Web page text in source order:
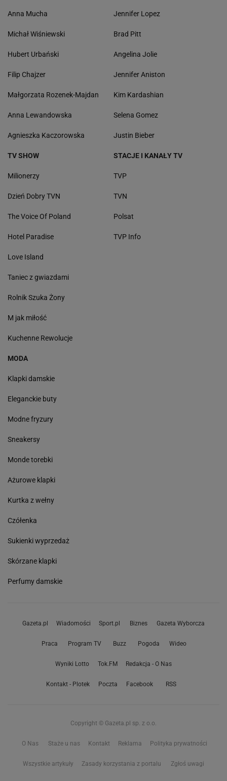
Anna Mucha
Michał Wiśniewski
Hubert Urbański
Filip Chajzer
Małgorzata Rozenek-Majdan
Anna Lewandowska
Agnieszka Kaczorowska
Jennifer Lopez
Brad Pitt
Angelina Jolie
Jennifer Aniston
Kim Kardashian
Selena Gomez
Justin Bieber
TV SHOW
Milionerzy
Dzień Dobry TVN
The Voice Of Poland
Hotel Paradise
Love Island
Taniec z gwiazdami
Rolnik Szuka Żony
M jak miłość
Kuchenne Rewolucje
STACJE I KANAŁY TV
TVP
TVN
Polsat
TVP Info
MODA
Klapki damskie
Eleganckie buty
Modne fryzury
Sneakersy
Monde torebki
Ażurowe klapki
Kurtka z wełny
Czółenka
Sukienki wyprzedaż
Skórzane klapki
Perfumy damskie
Gazeta.pl Wiadomości Sport.pl Biznes Gazeta Wyborcza
Praca Program TV Buzz Pogoda Wideo
Wyniki Lotto Tok.FM Redakcja - O Nas
Kontakt - Plotek Poczta Facebook RSS
Copyright © Gazeta.pl sp. z o.o.
O Nas Staże u nas Kontakt Reklama Polityka prywatności
Wszystkie artykuły Zasady korzystania z portalu Zgłoś uwagi